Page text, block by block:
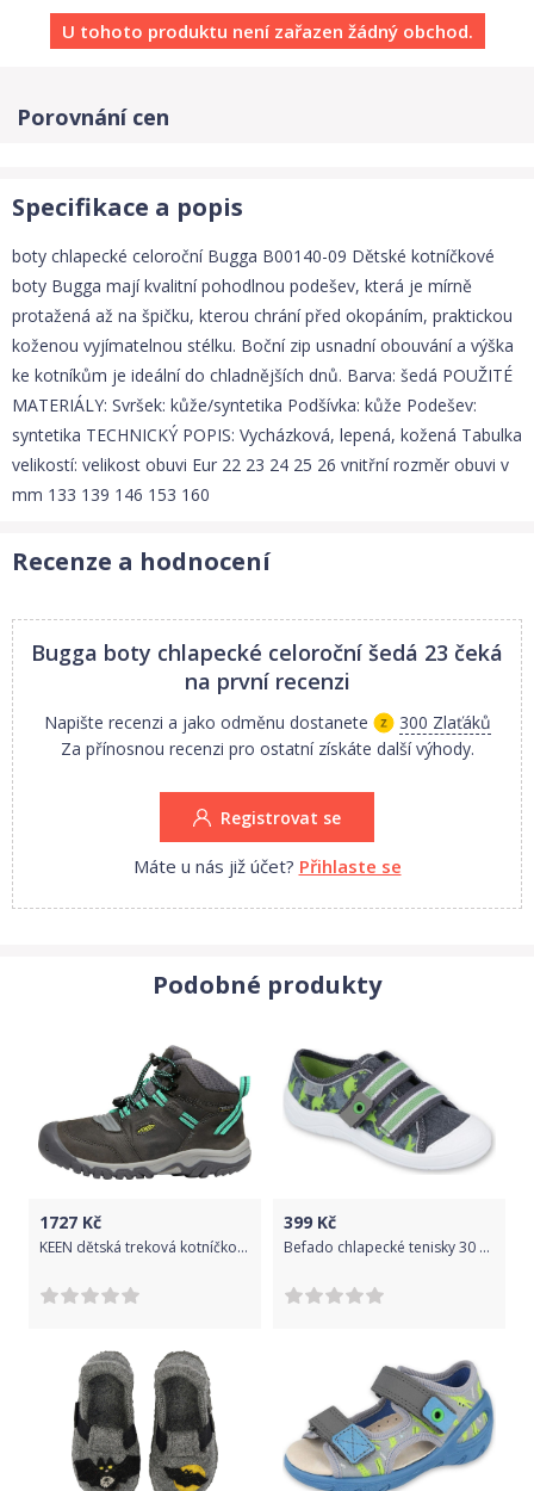
U tohoto produktu není zařazen žádný obchod.
Porovnání cen
Specifikace a popis
boty chlapecké celoroční Bugga B00140-09 Dětské kotníčkové
boty Bugga mají kvalitní pohodlnou podešev, která je mírně
protažená až na špičku, kterou chrání před okopáním, praktickou
koženou vyjímatelnou stélku. Boční zip usnadní obouvání a výška
ke kotníkům je ideální do chladnějších dnů. Barva: šedá POUŽITÉ
MATERIÁLY: Svršek: kůže/syntetika Podšívka: kůže Podešev:
syntetika TECHNICKÝ POPIS: Vycházková, lepená, kožená Tabulka
velikostí: velikost obuvi Eur 22 23 24 25 26 vnitřní rozměr obuvi v
mm 133 139 146 153 160
Recenze a hodnocení
Bugga boty chlapecké celoroční šedá 23 čeká
na první recenzi
Napište recenzi a jako odměnu dostanete
300 Zlaťáků
Za přínosnou recenzi pro ostatní získáte další výhody.
Registrovat se
Máte u nás již účet? Přihlaste se
Podobné produkty
1727 Kč
KEEN dětská treková kotníčková obuv Ridge Flex Mid Wp Magnet/Greenlake 27/28 šedá
399 Kč
Befado chlapecké tenisky 30 šedá